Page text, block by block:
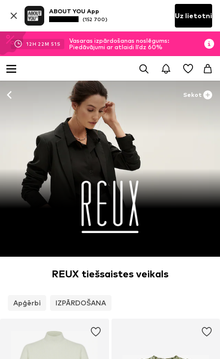
ABOUT YOU App
(152 700) Uz lietotni
12H 22M 50 S
Vasaras izpārdošanas noslēgums:
Piedāvājumi ar atlaidi līdz 60%
Sekot
REUX tiešsaistes veikals
Apģērbi IZPĀRDOŠANA